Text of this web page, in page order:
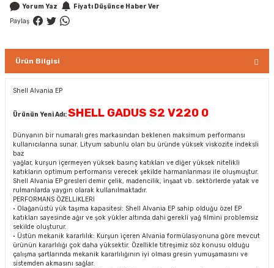
Yorum Yaz
Fiyatı Düşünce Haber Ver
Paylaş
Ürün Bilgisi
Shell Alvania EP
Ürünün Yeni Adı:SHELL GADUS S2 V220 0
Dünyanın bir numaralı gres markasından beklenen maksimum performansı
kullanıcılarına sunar. Lityum sabunlu olan bu üründe yüksek viskozite indeksli
baz
yağlar, kurşun içermeyen yüksek basınç katıkları ve diğer yüksek nitelikli
katıkların optimum performansı verecek şekilde harmanlanması ile oluşmuştur.
Shell Alvania EP gresleri demir çelik, madencilik, inşaat vb. sektörlerde yatak ve
rulmanlarda yaygın olarak kullanılmaktadır.
PERFORMANS ÖZELLİKLERİ
• Olağanüstü yük taşıma kapasitesi: Shell Alvania EP sahip olduğu özel EP
katıkları sayesinde ağır ve şok yükler altında dahi gerekli yağ filmini problemsiz
sekilde oluşturur.
• Üstün mekanik kararlılık: Kurşun içeren Alvania formülasyonuna göre mevcut
ürünün kararlılığı çok daha yüksektir. Özellikle titreşimiz söz konusu olduğu
çalışma şartlarında mekanik kararlılığının iyi olması gresin yumuşamasını ve
sistemden akmasını sağlar.